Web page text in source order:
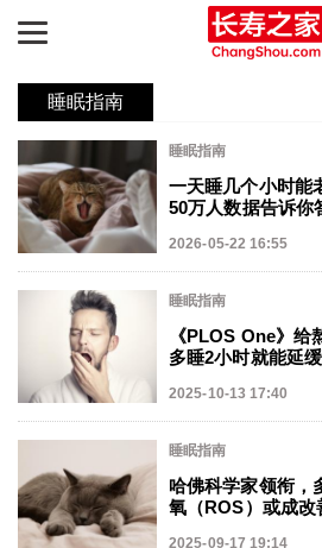
长寿之路
最新动态
长寿指南
知识图谱
产品评测
延寿天梯榜
睡眠指南
睡眠指南
一天睡几个小时能
50万人数据告诉你
2026-05-22 16:55
睡眠指南
《PLOS One》给
多睡2小时就能延
2025-10-13 17:40
睡眠指南
哈佛科学家领衔，
氧（ROS）或成改
2025-09-17 19:14